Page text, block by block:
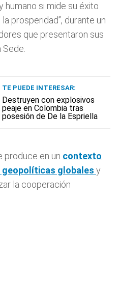
humano si mide su éxito
prosperidad”, durante un
que presentaron sus
TE PUEDE INTERESAR:
Destruyen con explosivos
peaje en Colombia tras
posesión de De la Espriella
produce en un contexto
globales y
la cooperación